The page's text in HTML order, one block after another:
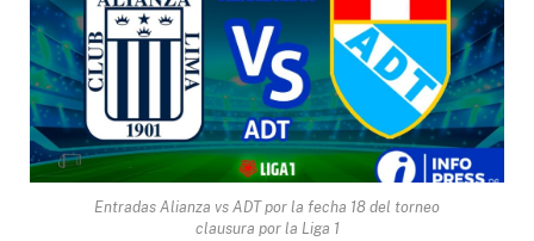
Entradas Alianza vs ADT por la fecha 18 del torneo
clausura por la Liga 1